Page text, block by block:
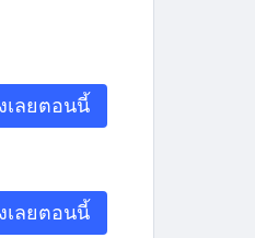
เลยตอนนี้
เลยตอนนี้